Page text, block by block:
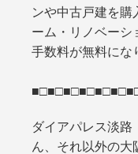
ンや中古戸建を購
ーム・リノベーシ
手数料が無料にな
ダイアパレス淡路
ん、それ以外の大